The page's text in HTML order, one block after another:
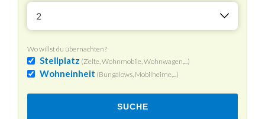
2
Wo willst du übernachten?
Stellplatz (Zelte, Wohnmobile, Wohnwagen,...)
Wohneinheit (Bungalows, Mobilheime,...)
SUCHE